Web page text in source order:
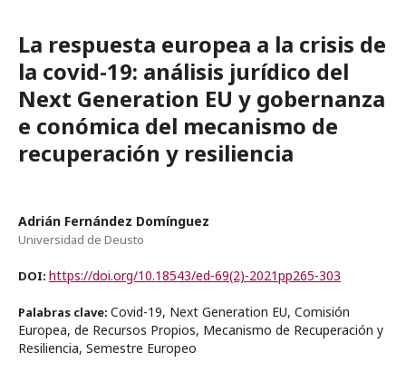
La respuesta europea a la crisis de
la covid-19: análisis jurídico del
Next Generation EU y gobernanza
e conómica del mecanismo de
recuperación y resiliencia
Adrián Fernández Domínguez
Universidad de Deusto
DOI: https://doi.org/10.18543/ed-69(2)-2021pp265-303
Palabras clave: Covid-19, Next Generation EU, Comisión
Europea, de Recursos Propios, Mecanismo de Recuperación y
Resiliencia, Semestre Europeo